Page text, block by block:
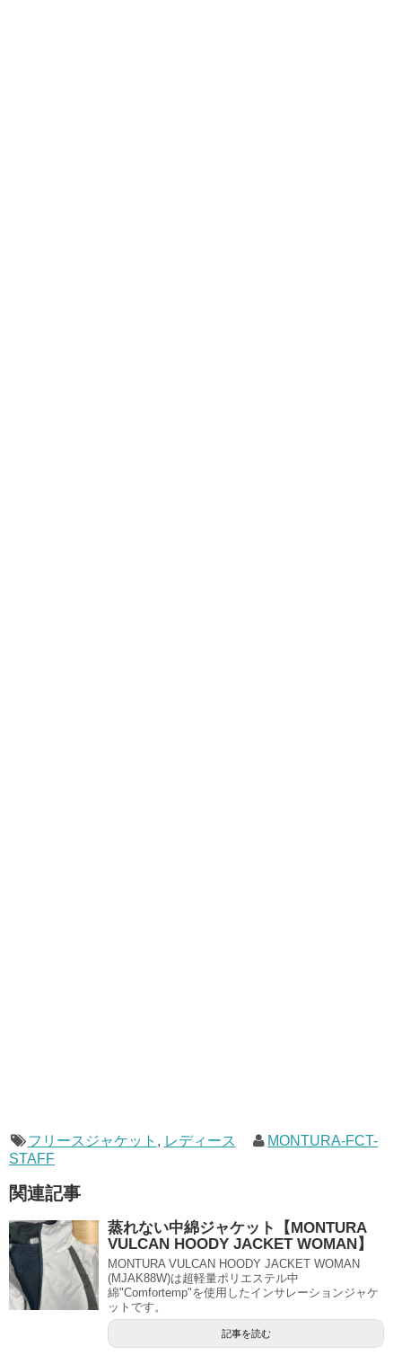
フリースジャケット , レディース
MONTURA-FCT-
STAFF
関連記事
蒸れない中綿ジャケット【MONTURA
VULCAN HOODY JACKET WOMAN】
MONTURA VULCAN HOODY JACKET WOMAN
(MJAK88W)は超軽量ポリエステル中
綿"Comfortemp"を使用したインサレーションジャケ
ットです。
記事を読む